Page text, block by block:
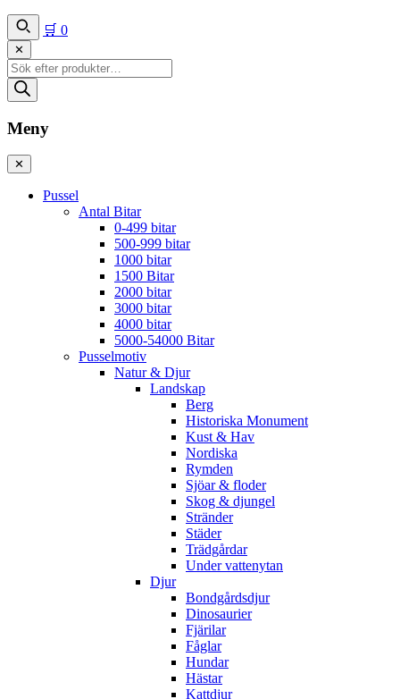
🛒 0
✕
Produktsökning
Meny
✕
Pussel
Antal Bitar
0-499 bitar
500-999 bitar
1000 bitar
1500 Bitar
2000 bitar
3000 bitar
4000 bitar
5000-54000 Bitar
Pusselmotiv
Natur & Djur
Landskap
Berg
Historiska Monument
Kust & Hav
Nordiska
Rymden
Sjöar & floder
Skog & djungel
Stränder
Städer
Trädgårdar
Under vattenytan
Djur
Bondgårdsdjur
Dinosaurier
Fjärilar
Fåglar
Hundar
Hästar
Kattdjur